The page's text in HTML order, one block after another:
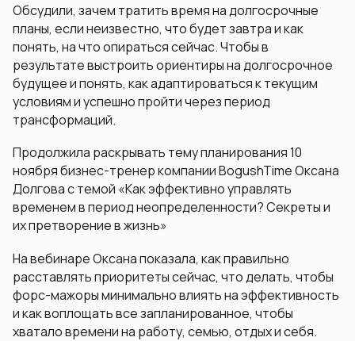
Обсудили, зачем тратить время на долгосрочные
планы, если неизвестно, что будет завтра и как
понять, на что опираться сейчас. Чтобы в
результате выстроить ориентиры на долгосрочное
будущее и понять, как адаптироваться к текущим
условиям и успешно пройти через период
трансформаций.
Продолжила раскрывать тему планирования 10
ноября бизнес-тренер компании BogushTime Оксана
Долгова с темой «Как эффективно управлять
временем в период неопределенности? Секреты и
их претворение в жизнь»
На вебинаре Оксана показала, как правильно
расставлять приоритеты сейчас, что делать, чтобы
форс-мажоры минимально влиять на эффективность
и как воплощать все запланированное, чтобы
хватало времени на работу, семью, отдых и себя.